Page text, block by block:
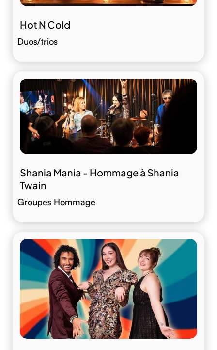
Hot N Cold
Duos/trios
Shania Mania - Hommage à Shania
Twain
Groupes Hommage